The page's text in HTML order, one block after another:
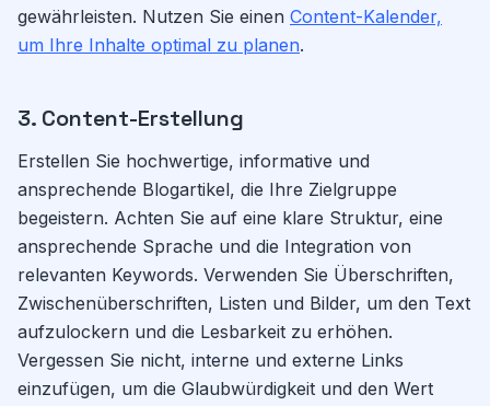
gewährleisten. Nutzen Sie einen Content-Kalender,
um Ihre Inhalte optimal zu planen.
3. Content-Erstellung
Erstellen Sie hochwertige, informative und
ansprechende Blogartikel, die Ihre Zielgruppe
begeistern. Achten Sie auf eine klare Struktur, eine
ansprechende Sprache und die Integration von
relevanten Keywords. Verwenden Sie Überschriften,
Zwischenüberschriften, Listen und Bilder, um den Text
aufzulockern und die Lesbarkeit zu erhöhen.
Vergessen Sie nicht, interne und externe Links
einzufügen, um die Glaubwürdigkeit und den Wert